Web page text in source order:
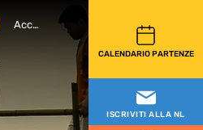
CALENDARIO PARTENZE
Accedi
ISCRIVITI ALLA NL